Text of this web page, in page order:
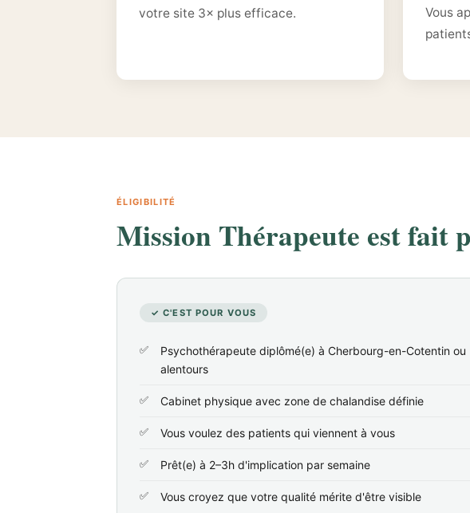
votre site 3× plus efficace.
Vous
ÉLIGIBILITÉ
Mission Thérapeute est fait
✓ C'EST POUR VOUS
Psychothérapeute diplômé(e) à Cherbourg-en-Cotentin ou
alentours
Cabinet physique avec zone de chalandise définie
Vous voulez des patients qui viennent à vous
Prêt(e) à 2–3h d'implication par semaine
Vous croyez que votre qualité mérite d'être visible